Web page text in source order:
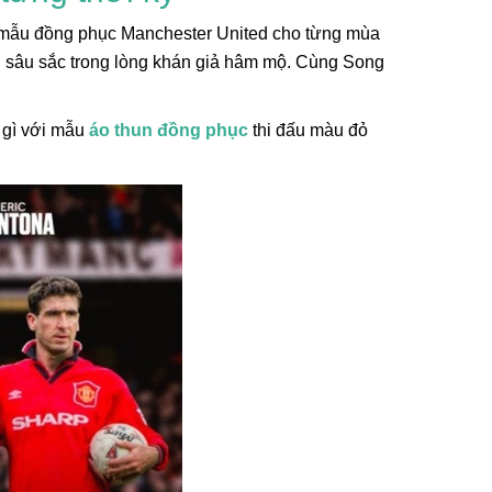
đồng phục Manchester United cho từng mùa
sắc trong lòng khán giả hâm mộ. Cùng Song
với mẫu áo thun đồng phục thi đấu màu đỏ